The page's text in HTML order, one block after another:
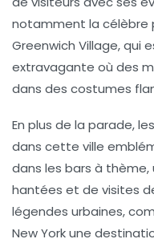
notamment la célèbre
Greenwich Village, qui
extravagante où des
dans des costumes
En plus de la parade,
dans cette ville
dans les bars à
hantées et de visites
légendes urbaines,
New York une